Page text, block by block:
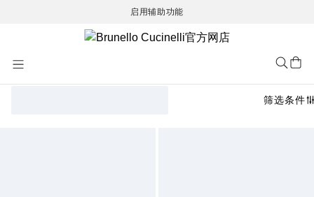
启用辅助功能
Content
筛选条件